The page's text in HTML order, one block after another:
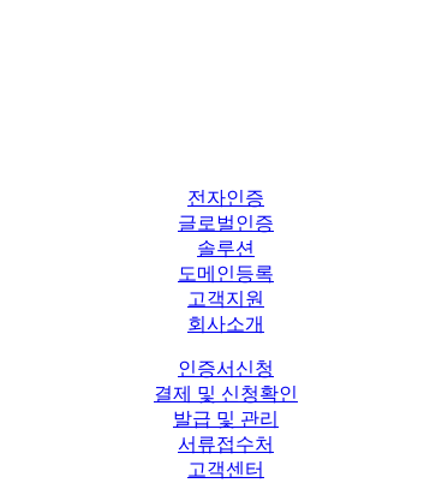
전자인증
글로벌인증
솔루션
도메인등록
고객지원
회사소개
인증서신청
결제 및 신청확인
발급 및 관리
서류접수처
고객센터